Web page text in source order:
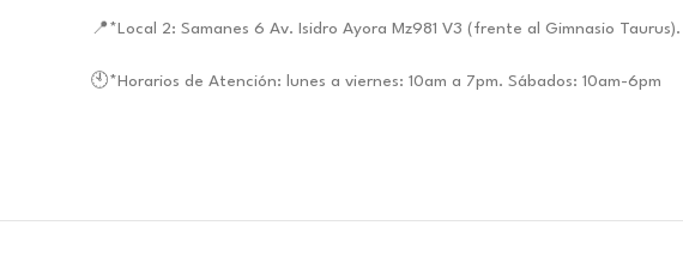
📍*Local 2: Samanes 6 Av. Isidro Ayora Mz981 V3 (frente al Gimnasio Taurus).
🕙*Horarios de Atención: lunes a viernes: 10am a 7pm. Sábados: 10am-6pm